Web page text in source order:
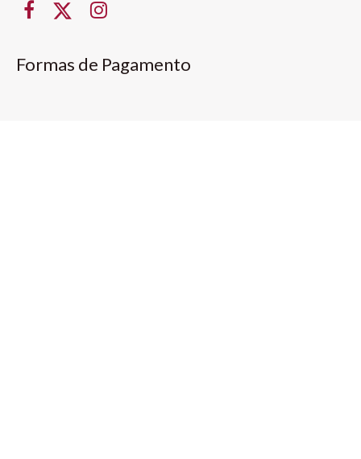
Formas de Pagamento